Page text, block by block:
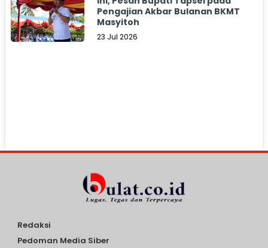
Pengajian Akbar Bulanan BKMT
Masyitoh
23 Jul 2026
Redaksi
Pedoman Media Siber